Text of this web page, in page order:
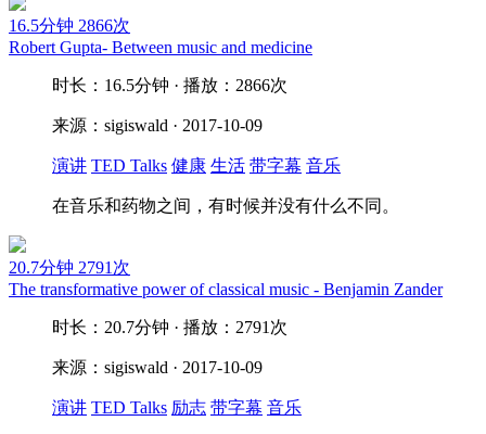
16.5分钟 2866次
Robert Gupta- Between music and medicine
时长：16.5分钟 · 播放：2866次
来源：sigiswald · 2017-10-09
演讲 TED Talks 健康 生活 带字幕 音乐
在音乐和药物之间，有时候并没有什么不同。
20.7分钟 2791次
The transformative power of classical music - Benjamin Zander
时长：20.7分钟 · 播放：2791次
来源：sigiswald · 2017-10-09
演讲 TED Talks 励志 带字幕 音乐